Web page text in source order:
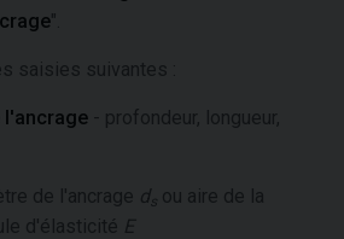
".
saisies suivantes :
l'ancrage - profondeur, longueur,
de l'ancrage ds ou aire de la
d'élasticité E